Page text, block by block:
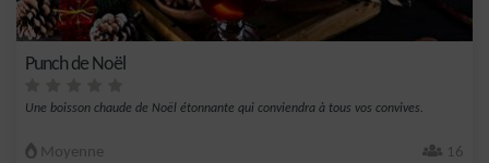
Punch de Noël
Une boisson chaude de Noël étonnante qui conviendra à tous vos convives.
Moyenne 16